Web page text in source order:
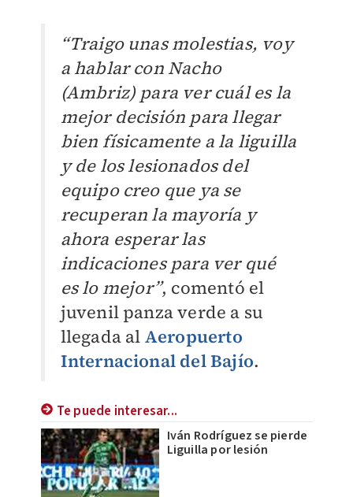
“Traigo unas molestias, voy
a hablar con Nacho
(Ambriz) para ver cuál es la
mejor decisión para llegar
bien físicamente a la liguilla
y de los lesionados del
equipo creo que ya se
recuperan la mayoría y
ahora esperar las
indicaciones para ver qué
es lo mejor”, comentó el
juvenil panza verde a su
llegada al Aeropuerto
Internacional del Bajío.
Te puede interesar...
Iván Rodríguez se pierde
Liguilla por lesión